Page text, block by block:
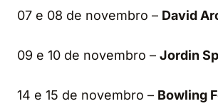
07 e 08 de novembro – David
09 e 10 de novembro – Jordin
14 e 15 de novembro – Bowling